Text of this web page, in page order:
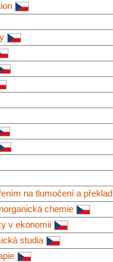
na tlumočení a překlad
chemie
v ekonomii
studia